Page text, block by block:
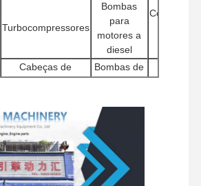
Turbocompressores
Bombas
para
motores a
diesel
Cabeças de
cilindros
Bombas de
água
Filtros
Outros
acessórios
de motores
Válvulas de
Associações
de motores